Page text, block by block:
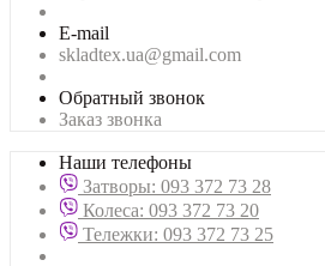
E-mail
skladtex.ua@gmail.com
Обратный звонок
Заказ звонка
Наши телефоны
Затворы: 093 372 73 28
Колеса: 093 372 73 20
Тележки: 093 372 73 25